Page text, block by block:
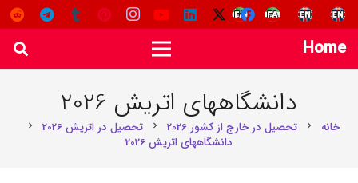
Home
دانشگاههای اتریش 2026
خانه chevron_right تحصیل در خارج از کشور 2026 chevron_right تحصیل در اتریش 2026 chevron_right
دانشگاههای اتریش 2026